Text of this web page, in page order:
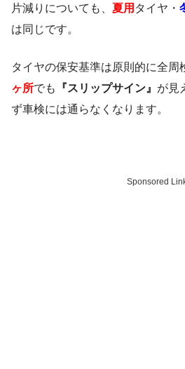
片減りについても、 夏用 タイヤ・
は同じです。
タイヤの保安基準は原則的に全周
ヶ所でも 『スリップサイン』 が見
ず車検には通らなくなります。
Sponsored